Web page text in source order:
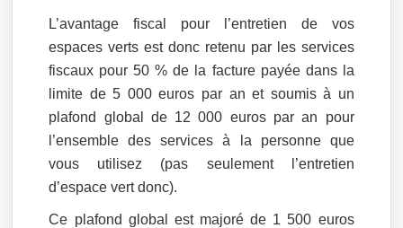
L’avantage fiscal pour l’entretien de vos
espaces verts est donc retenu par les services
fiscaux pour 50 % de la facture payée dans la
limite de 5 000 euros par an et soumis à un
plafond global de 12 000 euros par an pour
l’ensemble des services à la personne que
vous utilisez (pas seulement l’entretien
d’espace vert donc).
Ce plafond global est majoré de 1 500 euros